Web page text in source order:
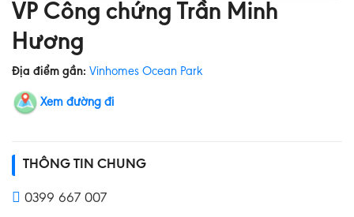
VP Công chứng Trần Minh
Hương
Địa điểm gần: Vinhomes Ocean Park
Xem đường đi
THÔNG TIN CHUNG
0399 667 007